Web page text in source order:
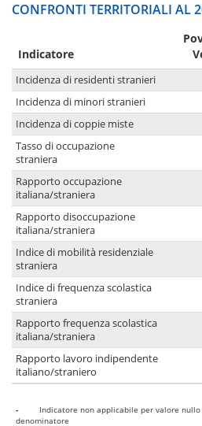
CONFRONTI TERRITORIALI AL
Indicatore
Incidenza di residenti stranieri
Incidenza di minori stranieri
Incidenza di coppie miste
Tasso di occupazione
straniera
Rapporto occupazione
italiana/straniera
Rapporto disoccupazione
italiana/straniera
Indice di mobilità residenziale
straniera
Indice di frequenza scolastica
straniera
Rapporto frequenza scolastica
italiana/straniera
Rapporto lavoro indipendente
italiano/straniero
-
Indicatore non applicabile per valore
denominatore